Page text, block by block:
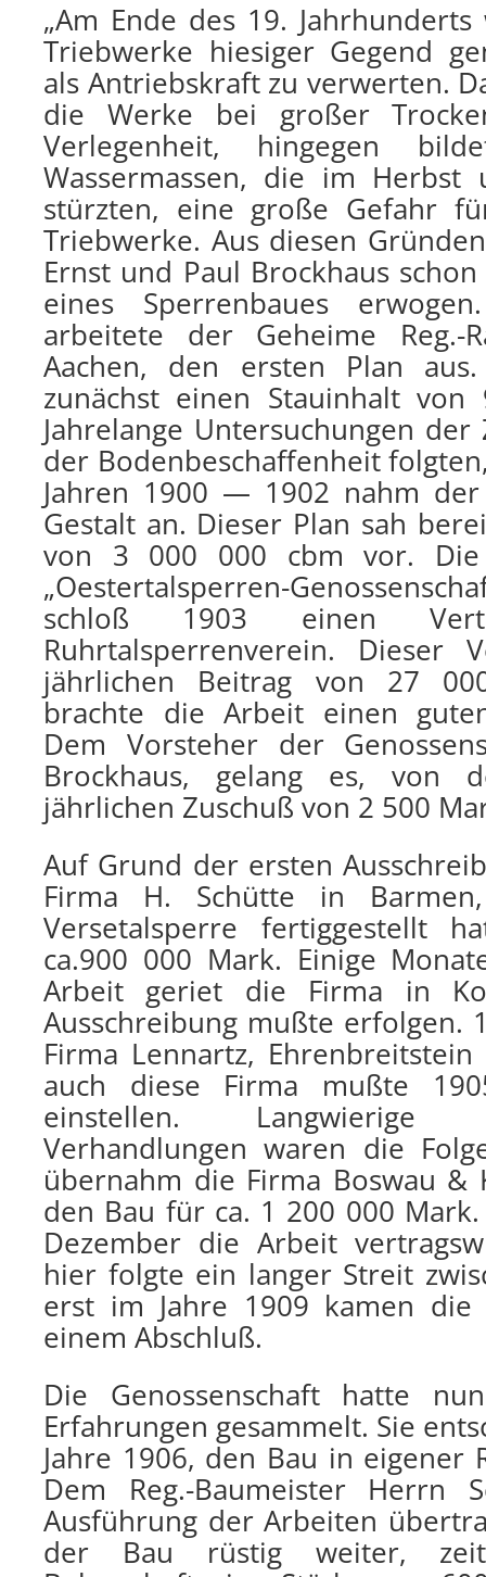
„Am Ende des 19.
Triebwerke hiesiger Gegend
als Antriebskraft zu verwerten.
die Werke bei großer
Verlegenheit, hingegen
Wassermassen, die im
stürzten, eine große Gefahr
Triebwerke. Aus diesen
Ernst und Paul Brockhaus
eines Sperrenbaues
arbeitete der Geheime Reg.-
Aachen, den ersten Plan
zunächst einen Stauinhalt
Jahrelange Untersuchungen
der Bodenbeschaffenheit
Jahren 1900 — 1902 nahm
Gestalt an. Dieser Plan sah
von 3 000 000 cbm vor. Die
„Oestertalsperren-
schloß 1903 einen
Ruhrtalsperrenverein. Dieser
jährlichen Beitrag von 27
brachte die Arbeit einen
Dem Vorsteher der
Brockhaus, gelang es, von
jährlichen Zuschuß von 2 500
Auf Grund der ersten
Firma H. Schütte in
Versetalsperre fertiggestellt
ca.900 000 Mark. Einige
Arbeit geriet die Firma in
Ausschreibung mußte erfolgen.
Firma Lennartz,
auch diese Firma mußte
einstellen. Langwierige
Verhandlungen waren die
übernahm die Firma Boswau &
den Bau für ca. 1 200 000
Dezember die Arbeit
hier folgte ein langer Streit
erst im Jahre 1909 kamen die
einem Abschluß.
Die Genossenschaft hatte
Erfahrungen gesammelt. Sie
Jahre 1906, den Bau in eigener
Dem Reg.-Baumeister Herrn
Ausführung der Arbeiten
der Bau rüstig weiter,